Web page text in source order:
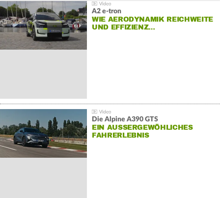
A2 e-tron
WIE AERODYNAMIK REICHWEITE
UND EFFIZIENZ…
Die Alpine A390 GTS
EIN AUSSERGEWÖHLICHES F
AHRERLEBNIS